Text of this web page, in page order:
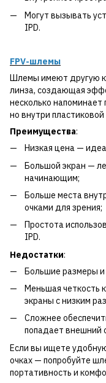
Могут вызывать
IPD.
FPV-шлемы
Шлемы имеют другую
линза, создающая
несколько
но внутри пластиковой
Преимущества:
Низкая цена —
Большой экран —
начинающим;
Больше места
очками для зрения;
Простота
IPD.
Недостатки:
Большие размеры и
Меньшая четкость
экраны с низким
Сложнее
попадает внешний
Если вы ищете
очках — попробуйте
портативность и